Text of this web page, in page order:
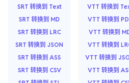
SRT 转换到 Text
SRT 转换到 MD
SRT 转换到 LRC
SRT 转换到 JSON
SRT 转换到 ASS
SRT 转换到 CSV
VTT 转换到
VTT 转换到
VTT 转换到
VTT 转换到
VTT 转换到
VTT 转换到